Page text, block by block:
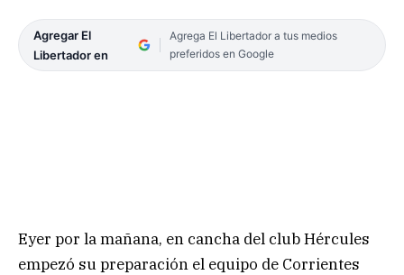
Agregar El
Libertador en
Agrega El Libertador a tus medios
preferidos en Google
Eyer por la mañana, en cancha del club Hércules
empezó su preparación el equipo de Corrientes